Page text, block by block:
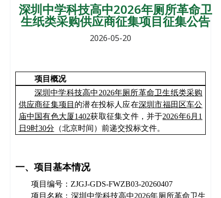
深圳中学科技高中2026年厕所革命卫
生纸类采购供应商征集项目征集公告
2026-05-20
项目概况
深圳中学科技高中 2026年厕所革命卫生纸类采购
供应商征集项目 的潜在投标人应在深圳市福田区车公
庙中国有色大厦1402获取征集文件，并于2026年6月1
日9时30分 （北京时间）前递交投标文件。
一、项目基本情况
项目编号： ZJGJ-GDS-FWZB03-20260407
项目名称： 深圳中学科技高中2026年厕所革命卫生